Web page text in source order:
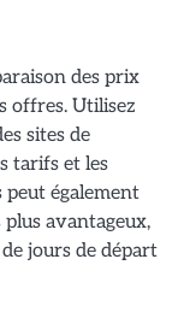
des prix
offres. Utilisez
sites de
tarifs et les
également
avantageux,
jours de départ